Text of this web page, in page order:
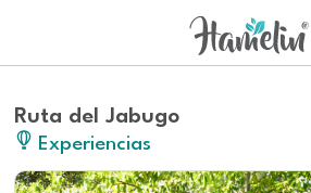
Ruta del Jabugo
Experiencias